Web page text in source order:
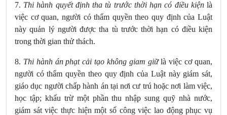
7. Thi hành quyết định tha tù trước thời hạn có điều kiệnlà
việc cơ quan, người có thẩm quyền theo quy định của Luật
này quản lý người được tha tù trước thời hạn có điều kiện
trong thời gian thử thách.
8. Thi hành án phạt cải tạo không giam giữlà việc cơ quan,
người có thẩm quyền theo quy định của Luật này giám sát,
giáo dục người chấp hành án tại nơi cư trú hoặc nơi làm việc,
học tập; khấu trừ một phần thu nhập sung quỹ nhà nước,
giám sát việc thực hiện một số công việc lao động phục vụ